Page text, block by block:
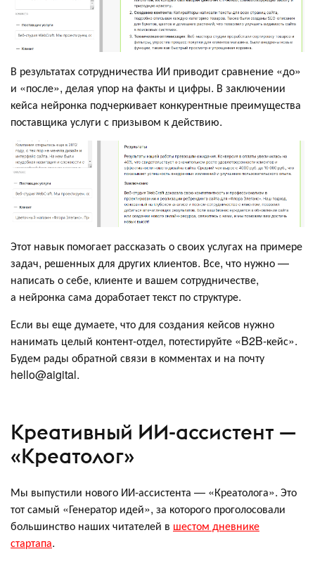
В результатах сотрудничества ИИ приводит сравнение «до»
и «после», делая упор на факты и цифры. В заключении
кейса нейронка подчеркивает конкурентные преимущества
поставщика услуги с призывом к действию.
Этот навык помогает рассказать о своих услугах на примере
задач, решенных для других клиентов. Все, что нужно —
написать о себе, клиенте и вашем сотрудничестве,
а нейронка сама доработает текст по структуре.
Если вы еще думаете, что для создания кейсов нужно
нанимать целый контент-отдел, потестируйте «B2B-кейс».
Будем рады обратной связи в комментах и на почту
hello@aigital.
Креативный ИИ-ассистент —
«Креатолог»
Мы выпустили нового ИИ-ассистента — «Креатолога». Это
тот самый «Генератор идей», за которого проголосовали
большинство наших читателей в шестом дневнике
стартапа.